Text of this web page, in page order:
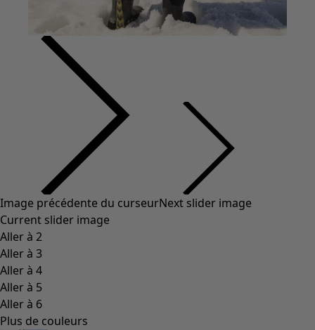
Image précédente du curseurNext slider image
Current slider image
Aller à 2
Aller à 3
Aller à 4
Aller à 5
Aller à 6
Plus de couleurs